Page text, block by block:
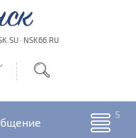
· NSK66.RU